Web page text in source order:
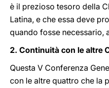
è il prezioso tesoro della
Latina, e che essa deve
quando fosse necessario,
2. Continuità con le altre
Questa V Conferenza
con le altre quattro che la